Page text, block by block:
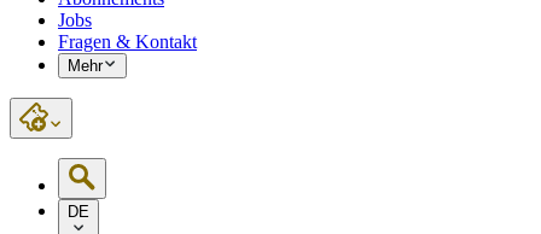
Jobs
Fragen & Kontakt
Mehr
DE